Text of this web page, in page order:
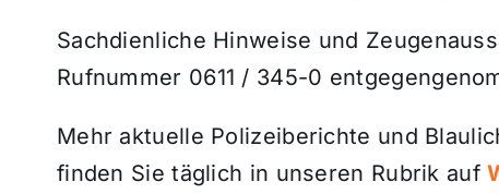
Sachdienliche Hinweise und
Rufnummer 0611 / 345-0
Mehr aktuelle Polizeiberichte und
finden Sie täglich in unseren Rubrik auf